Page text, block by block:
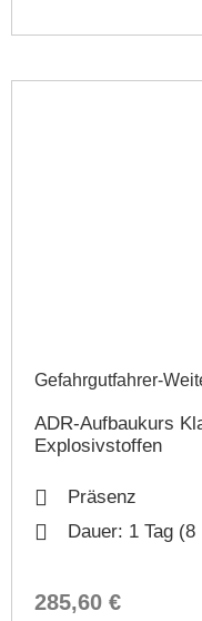
Gefahrgutfahrer-
ADR-Aufbaukurs
Explosivstoffen
Präsenz
Dauer: 1 Tag (8
285,60 €